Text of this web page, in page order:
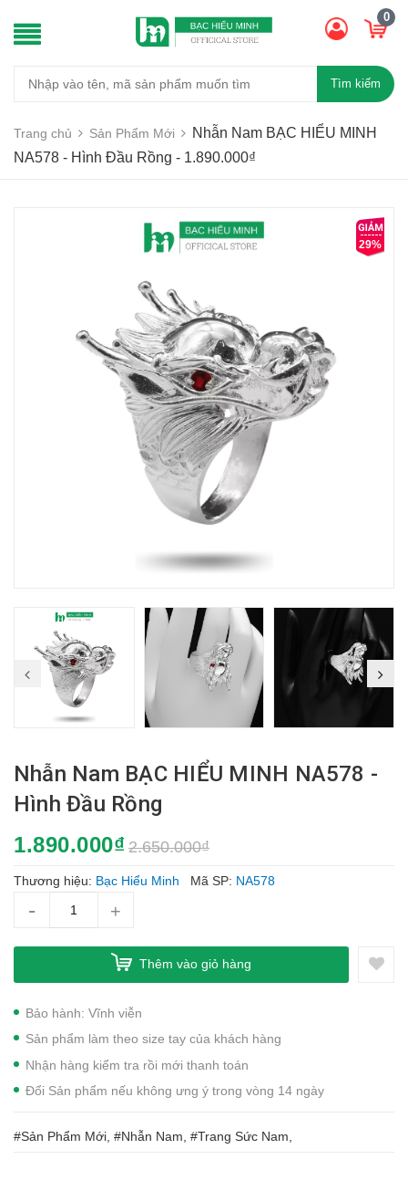
0
Tìm kiếm
Trang chủ Sản Phẩm Mới
Nhẫn Nam BẠC HIỂU MINH
NA578 - Hình Đầu Rồng - 1.890.000₫
29%
Nhẫn Nam BẠC HIỂU MINH NA578 -
Hình Đầu Rồng
1.890.000₫ 2.650.000₫
Thương hiệu: Bạc Hiểu Minh Mã SP: NA578
- +
Thêm vào giỏ hàng
Bảo hành: Vĩnh viễn
Sản phẩm làm theo size tay của khách hàng
Nhận hàng kiểm tra rồi mới thanh toán
Đổi Sản phẩm nếu không ưng ý trong vòng 14 ngày
#Sản Phẩm Mới, #Nhẫn Nam, #Trang Sức Nam,